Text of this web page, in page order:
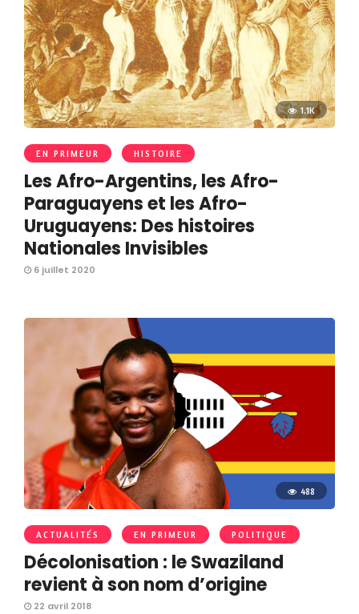
1.1K
EN PRIMEUR HISTOIRE
Les Afro-Argentins, les Afro-
Paraguayens et les Afro-
Uruguayens: Des histoires
Nationales Invisibles
6 juillet 2020
488
ACTUALITÉS EN PRIMEUR POLITIQUE
Décolonisation : le Swaziland
revient à son nom d’origine
22 avril 2018